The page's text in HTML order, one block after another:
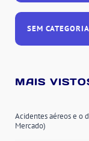
SEM CATEGORIA
MAIS
Acidentes aéreos e o
Mercado)